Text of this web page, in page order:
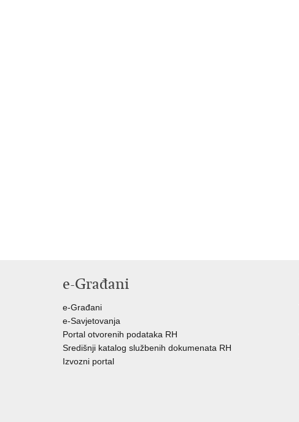
e-Građani
e-Građani
e-Savjetovanja
Portal otvorenih podataka RH
Središnji katalog službenih dokumenata RH
Izvozni portal